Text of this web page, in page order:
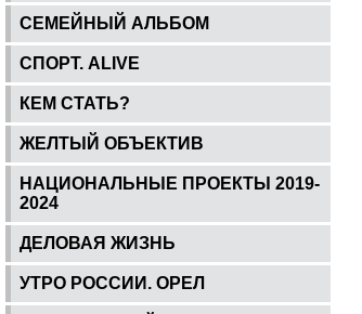
СЕМЕЙНЫЙ АЛЬБОМ
СПОРТ. ALIVE
КЕМ СТАТЬ?
ЖЕЛТЫЙ ОБЪЕКТИВ
НАЦИОНАЛЬНЫЕ ПРОЕКТЫ 2019-
2024
ДЕЛОВАЯ ЖИЗНЬ
УТРО РОССИИ. ОРЕЛ